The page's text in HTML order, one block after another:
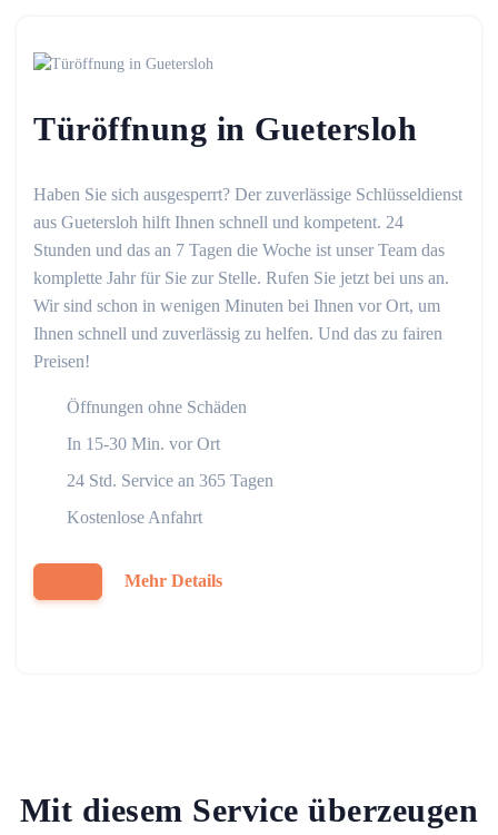
Türöffnung in Guetersloh
Haben Sie sich ausgesperrt? Der zuverlässige Schlüsseldienst
aus Guetersloh hilft Ihnen schnell und kompetent. 24
Stunden und das an 7 Tagen die Woche ist unser Team das
komplette Jahr für Sie zur Stelle. Rufen Sie jetzt bei uns an.
Wir sind schon in wenigen Minuten bei Ihnen vor Ort, um
Ihnen schnell und zuverlässig zu helfen. Und das zu fairen
Preisen!
Öffnungen ohne Schäden
In 15-30 Min. vor Ort
24 Std. Service an 365 Tagen
Kostenlose Anfahrt
Mehr Details
Mit diesem Service überzeugen